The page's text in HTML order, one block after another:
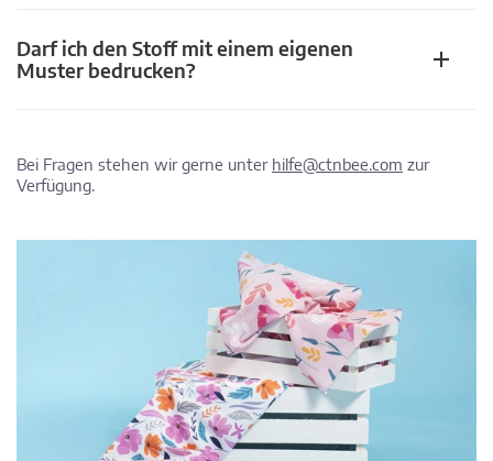
Darf ich den Stoff mit einem eigenen
Muster bedrucken?
Bei Fragen stehen wir gerne unter hilfe@ctnbee.com zur
Verfügung.